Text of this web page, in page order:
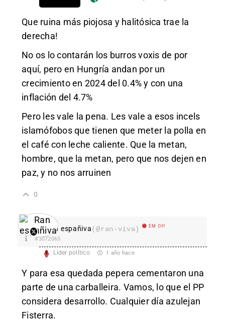
Que ruina más piojosa y halitósica trae la
derecha!
No os lo contarán los burros voxis de por
aquí, pero en Hungría andan por un
crecimiento en 2024 del 0.4% y con una
inflación del 4.7%
Pero les vale la pena. Les vale a esos incels
islamófobos que tienen que meter la polla en
el café con leche caliente. Que la metan,
hombre, que la metan, pero que nos dejen en
paz, y no nos arruinen
0
Ran españiva(@ran-viva) EM Off
#3072065
Líder político 1 año hace
Y para esa quedada pepera cementaron una
parte de una carballeira. Vamos, lo que el PP
considera desarrollo. Cualquier día azulejan
Fisterra.